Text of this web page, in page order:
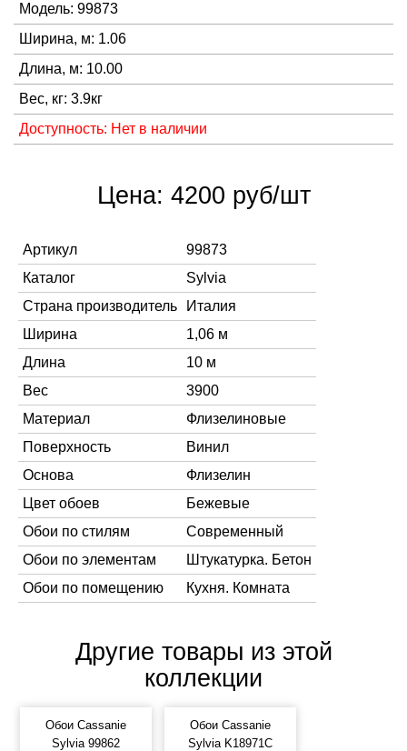
Модель: 99873
Ширина, м: 1.06
Длина, м: 10.00
Вес, кг: 3.9кг
Доступность: Нет в наличии
Цена: 4200 руб/шт
Артикул
99873
Каталог
Sylvia
Страна производитель
Италия
Ширина
1,06 м
Длина
10 м
Вес
3900
Материал
Флизелиновые
Поверхность
Винил
Основа
Флизелин
Цвет обоев
Бежевые
Обои по стилям
Современный
Обои по элементам
Штукатурка. Бетон
Обои по помещению
Кухня. Комната
Другие товары из этой
коллекции
Обои Cassanie
Sylvia 99862
Обои Cassanie
Sylvia K18971C